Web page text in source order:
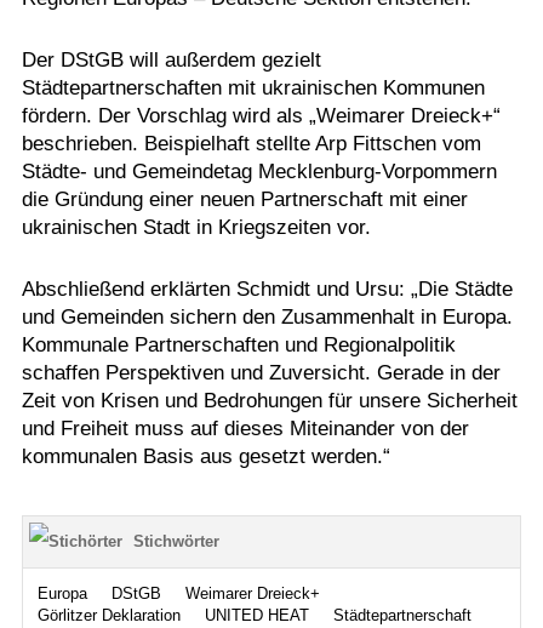
Der DStGB will außerdem gezielt
Städtepartnerschaften mit ukrainischen Kommunen
fördern. Der Vorschlag wird als „Weimarer Dreieck+“
beschrieben. Beispielhaft stellte Arp Fittschen vom
Städte- und Gemeindetag Mecklenburg-Vorpommern
die Gründung einer neuen Partnerschaft mit einer
ukrainischen Stadt in Kriegszeiten vor.
Abschließend erklärten Schmidt und Ursu: „Die Städte
und Gemeinden sichern den Zusammenhalt in Europa.
Kommunale Partnerschaften und Regionalpolitik
schaffen Perspektiven und Zuversicht. Gerade in der
Zeit von Krisen und Bedrohungen für unsere Sicherheit
und Freiheit muss auf dieses Miteinander von der
kommunalen Basis aus gesetzt werden.“
Stichwörter
Europa DStGB
Weimarer Dreieck+
Görlitzer Deklaration
UNITED HEAT
Städtepartnerschaft